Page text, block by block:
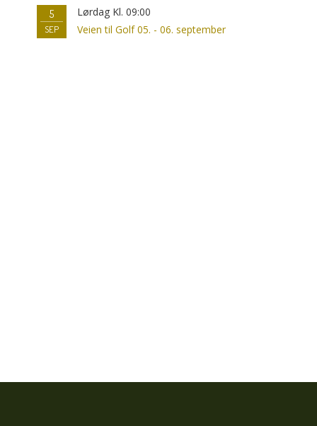
5
SEP
Lørdag Kl. 09:00
Veien til Golf 05. - 06. september